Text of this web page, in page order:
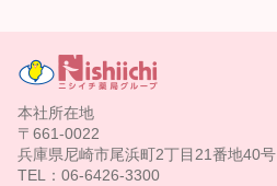
本社所在地
〒661-0022
兵庫県尼崎市尾浜町2丁目21番地40号
TEL：06-6426-3300